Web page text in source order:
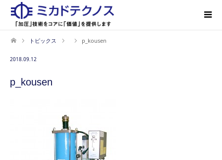
トピックス p_kousen
2018.09.12
p_kousen